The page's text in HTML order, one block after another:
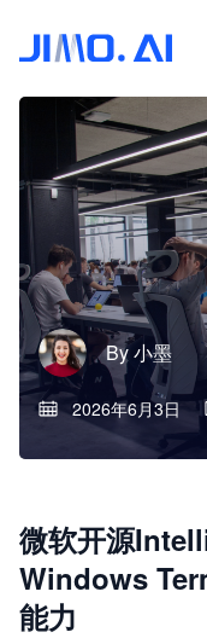
By小墨
2026年6月3日
微软开源
Windows
能力